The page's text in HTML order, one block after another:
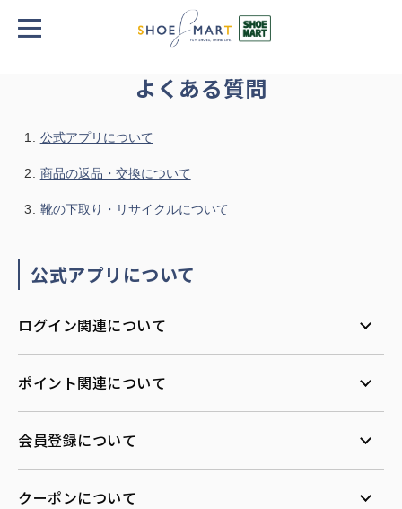
TOP
よくある質問
公式アプリについて
商品の返品・交換について
靴の下取り・リサイクルについて
公式アプリについて
ログイン関連について
ポイント関連について
会員登録について
クーポンについて